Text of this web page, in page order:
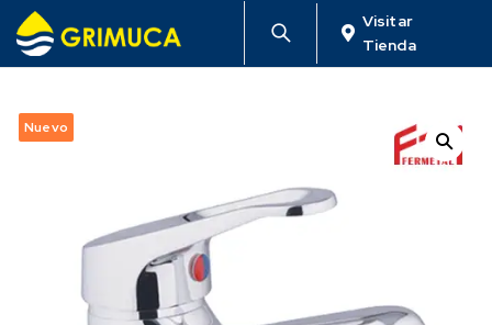
Visitar
Tienda
Nuevo